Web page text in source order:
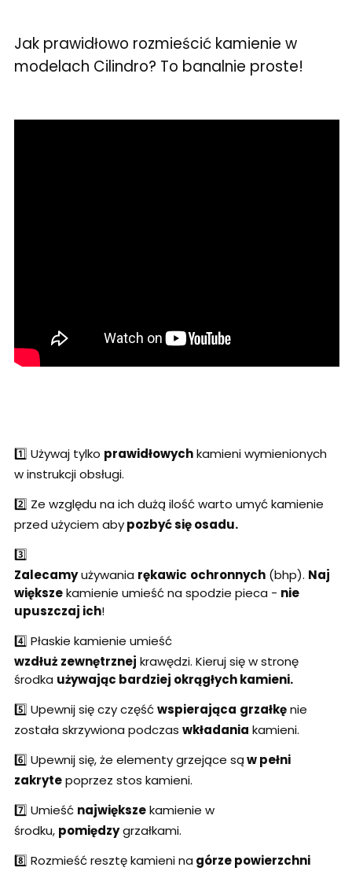
Jak prawidłowo rozmieścić kamienie w
modelach Cilindro? To banalnie proste!
1️⃣ Używaj tylko prawidłowychkamieni wymienionych
w instrukcji obsługi.
2️⃣ Ze względu na ich dużą ilość warto umyć kamienie
przed użyciem abypozbyć się osadu.
3️⃣
Zalecamyużywania rękawic ochronnych (bhp). Naj
większekamienie umieść na spodzie pieca - nie
upuszczaj ich!
4️⃣ Płaskie kamienie umieść
wzdłuż zewnętrznej krawędzi. Kieruj się w stronę
środka używając bardziej okrągłych kamieni.
5️⃣ Upewnij się czy częśćwspierająca grzałkęnie
została skrzywiona podczas wkładania kamieni.
6️⃣ Upewnij się, że elementy grzejące sąw pełni
zakrytepoprzez stos kamieni.
7️⃣ Umieść największekamienie w
środku, pomiędzygrzałkami.
8️⃣ Rozmieść resztę kamieni na górze powierzchni